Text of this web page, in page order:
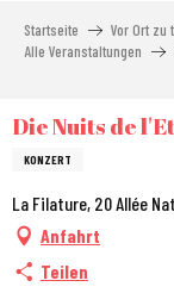
Startseite Vor Ort zu
Alle Veranstaltungen
Die Nuits de
KONZERT
La Filature, 20 Allée
Anfahrt
Teilen